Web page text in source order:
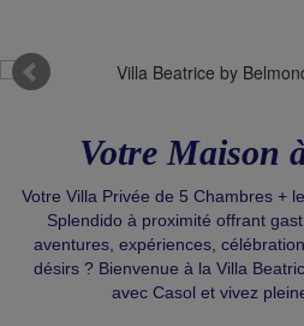
Votre Maison
Votre Villa Privée de 5 Chambres +
Splendido à proximité offrant
aventures, expériences,
désirs ? Bienvenue à la Villa
avec Casol et vivez